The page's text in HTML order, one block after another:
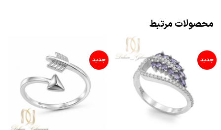
محصولات مرتبط
جدید جدید